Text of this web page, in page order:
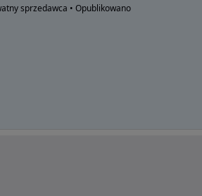
sprzedawca • Opublikowano